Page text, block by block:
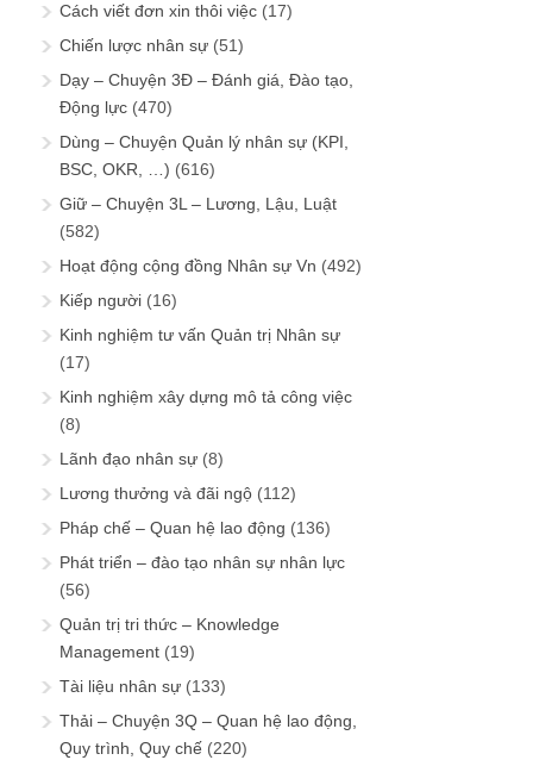
Cách viết đơn xin thôi việc (17)
Chiến lược nhân sự (51)
Dạy – Chuyện 3Đ – Đánh giá, Đào tạo,
Động lực (470)
Dùng – Chuyện Quản lý nhân sự (KPI,
BSC, OKR, …) (616)
Giữ – Chuyện 3L – Lương, Lậu, Luật
(582)
Hoạt động cộng đồng Nhân sự Vn (492)
Kiếp người (16)
Kinh nghiệm tư vấn Quản trị Nhân sự
(17)
Kinh nghiệm xây dựng mô tả công việc
(8)
Lãnh đạo nhân sự (8)
Lương thưởng và đãi ngộ (112)
Pháp chế – Quan hệ lao động (136)
Phát triển – đào tạo nhân sự nhân lực
(56)
Quản trị tri thức – Knowledge
Management (19)
Tài liệu nhân sự (133)
Thải – Chuyện 3Q – Quan hệ lao động,
Quy trình, Quy chế (220)